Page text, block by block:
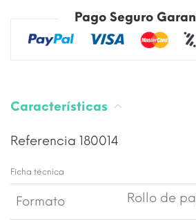
Pago Seguro
Características
Referencia 180014
Ficha técnica
Formato Rollo de